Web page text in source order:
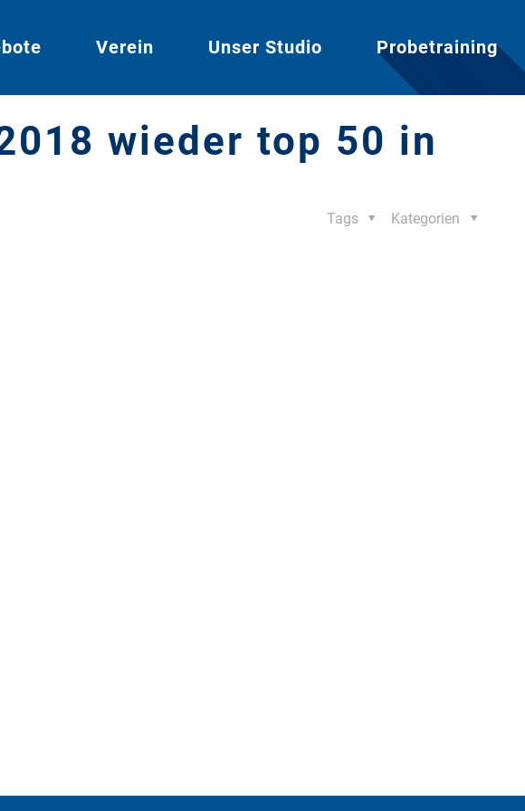
Verein Unser Studio Probetraining
wieder top 50 in
Kategorien
Tags